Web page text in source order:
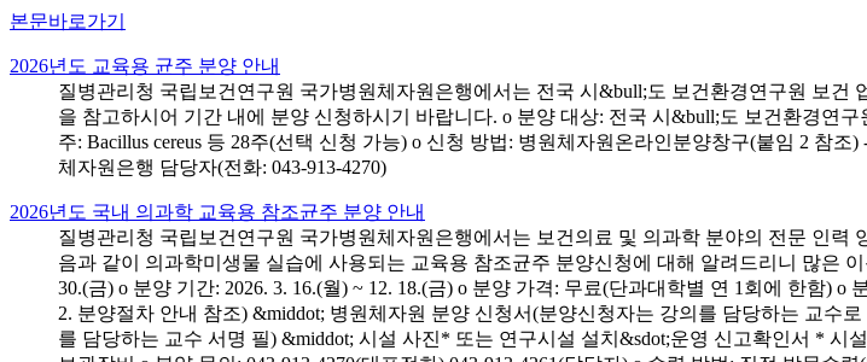
본문바로가기
2026년도 교육용 균주 분양 안내
질병관리청 국립보건연구원 국가병원체자원은행에서는 전국 시&bull;도 보건환경연구원 보
을 참고하시어 기간 내에 분양 신청하시기 바랍니다. o 분양 대상: 전국 시&bull;도 보건환경연구
주: Bacillus cereus 등 28주(선택 신청 가능) o 신청 방법: 병원체자원온라인분양창구(붙임 2 참
체자원은행 담당자(전화: 043-913-4270)
2026년도 국내 의과학 교육용 참조균주 분양 안내
질병관리청 국립보건연구원 국가병원체자원은행에서는 보건의료 및 의과학 분야의 전문 인
음과 같이 의과학미생물 실습에 사용되는 교육용 참조균주 분양신청에 대해 알려드리니 많은
30.(금) o 분양 기간: 2026. 3. 16.(월) ~ 12. 18.(금) o 분양 가격: 무료(단과대학별 연 1회에 한함)
2. 분양절차 안내 참조) &middot; 병원체자원 분양 신청서(분양신청자는 강의를 담당하는 교수
를 담당하는 교수 서명 필) &middot; 시설 사진* 또는 연구시설 설치&sdot;운영 신고확인서 *